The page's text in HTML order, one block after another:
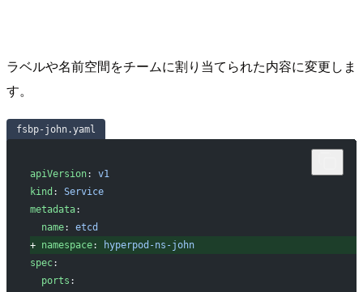
ラベルや名前空間をチームに割り当てられた内容に変更しま
す。
fsbp-john.yaml
apiVersion: v1
kind : Service
metadata:
name: etcd
+ namespace:
hyperpod-ns-john
spec:
ports :